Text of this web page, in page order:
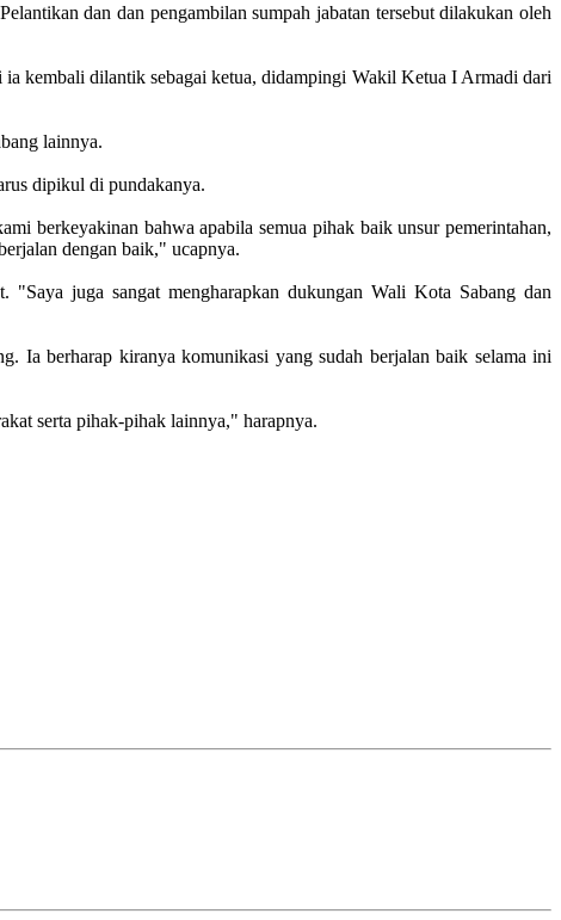
dan dan pengambilan sumpah jabatan tersebut dilakukan oleh
kembali dilantik sebagai ketua, didampingi Wakil Ketua I Armadi dari
lainnya.
dipikul di pundakanya.
berkeyakinan bahwa apabila semua pihak baik unsur pemerintahan,
dengan baik," ucapnya.
"Saya juga sangat mengharapkan dukungan Wali Kota Sabang dan
Ia berharap kiranya komunikasi yang sudah berjalan baik selama ini
serta pihak-pihak lainnya," harapnya.